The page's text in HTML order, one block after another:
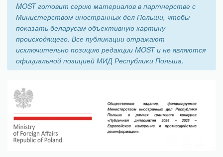
MOST готовит серию материалов в партнерстве с
Министерством иностранных дел Польши, чтобы
показать беларусам объективную картину
происходящего. Все публикации отражают
исключительно позицию редакции MOST и не являются
официальной позицией МИД Республики Польша.